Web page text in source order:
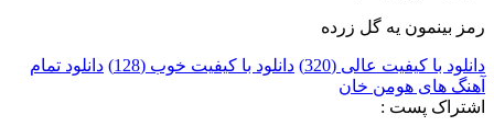
رمز بینمون یه گل زرده
دانلود با کیفیت عالی (320) دانلود با کیفیت خوب (128)
دانلود تمام
آهنگ های هومن خان
اشتراک پست :